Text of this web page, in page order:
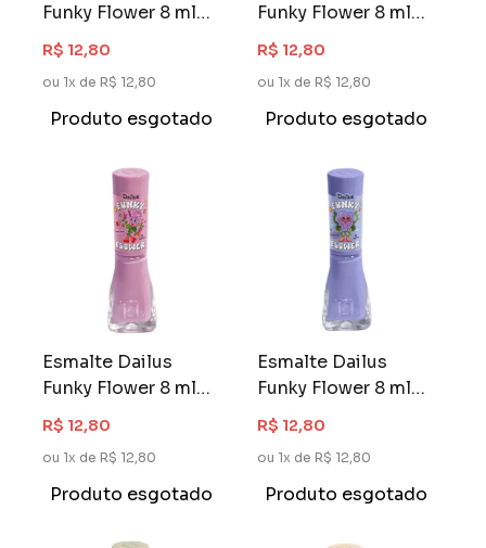
Funky Flower 8 ml
Peony Pop
R$ 12,80
ou 1x de R$ 12,80
Produto esgotado
Funky Flower 8 ml
Tulip Twist
R$ 12,80
ou 1x de R$ 12,80
Produto esgotado
Esmalte Dailus
Funky Flower 8 ml
Rebel Rose
R$ 12,80
ou 1x de R$ 12,80
Produto esgotado
Esmalte Dailus
Funky Flower 8 ml
Violet Vibe
R$ 12,80
ou 1x de R$ 12,80
Produto esgotado